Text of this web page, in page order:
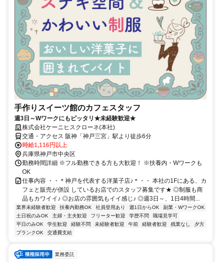
手作りスイーツ館のカフェスタッフ
週3日～Wワークにもピッタリ★未経験歓迎★
株式会社ケーニヒスクローネ(本社)
交通・アクセス 阪神「神戸三宮」駅より徒歩6分
時給1,116円以上
兵庫県神戸市中央区
勤務時間詳細 ※フル勤務できる方も大歓迎！ ※扶養内・Wワークも
OK
仕事内容 ・・＊神戸を代表する洋菓子店♪＊・・ 本社の1Fにある、カ
フェと販売が併設 しているお店でのスタッフ募集です★ ◎制服も商
品もカワイイ♪ ◎お店の雰囲気もイイ感じ♪ ◎週3日～、1日4時間...
業界未経験者歓迎 扶養内勤務OK 社員登用あり 週1日からOK
副業・WワークOK
土日祝のみOK
主婦・主夫歓迎 フリーター歓迎 学歴不問
職場見学可
平日のみOK
学生歓迎 経験不問 未経験者歓迎 午前 経験者歓迎 残業なし
夕方
ブランクOK
交通費支給
業務委託